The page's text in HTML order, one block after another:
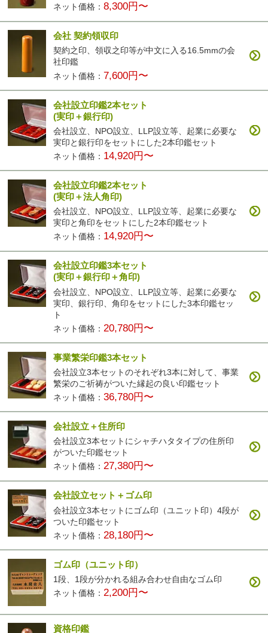
ネット価格：8,300円〜
会社 契約領収印
契約之印、領収之印等が中文に入る16.5mmの会
社印鑑
ネット価格： 7,600円〜
会社設立印鑑2本セット
(実印＋銀行印)
会社設立、NPO設立、LLP設立等、起業に必要な
実印と銀行印をセットにした2本印鑑セット
ネット価格： 14,920円〜
会社設立印鑑2本セット
(実印＋法人角印)
会社設立、NPO設立、LLP設立等、起業に必要な
実印と角印をセットにした2本印鑑セット
ネット価格： 14,920円〜
会社設立印鑑3本セット
(実印＋銀行印＋角印)
会社設立、NPO設立、LLP設立等、起業に必要な
実印、銀行印、角印をセットにした3本印鑑セッ
ト
ネット価格： 20,780円〜
事業繁栄印鑑3本セット
会社設立3本セットのそれぞれ3本に対して、事業
繁栄のご祈祷がついた縁起の良い印鑑セット
ネット価格：36,780円〜
会社設立＋住所印
会社設立3本セットにシャチハタタイプの住所印
がついた印鑑セット
ネット価格：27,380円〜
会社設立セット＋ゴム印
会社設立3本セットにゴム印（ユニット印）4段が
ついた印鑑セット
ネット価格： 28,180円〜
ゴム印（ユニット印）
1段、1段が分かれる組み合わせ自由なゴム印
ネット価格： 2,200円〜
資格印鑑